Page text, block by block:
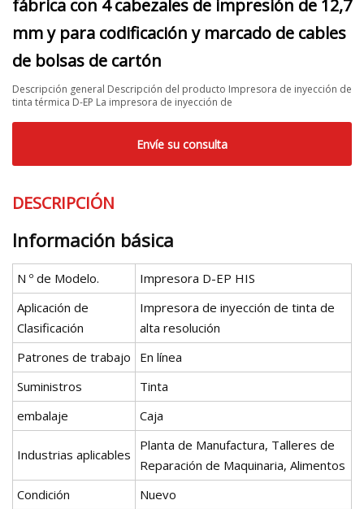
fábrica con 4 cabezales de impresión de 12,7
mm y para codificación y marcado de cables
de bolsas de cartón
Descripción general Descripción del producto Impresora de inyección de
tinta térmica D-EP La impresora de inyección de
Envíe su consulta
DESCRIPCIÓN
Información básica
N º de Modelo.
Impresora D-EP HIS
Aplicación de
Clasificación
Impresora de inyección de tinta de
alta resolución
Patrones de trabajo
En línea
Suministros
Tinta
embalaje
Caja
Industrias aplicables
Planta de Manufactura, Talleres de
Reparación de Maquinaria, Alimentos
Condición
Nuevo